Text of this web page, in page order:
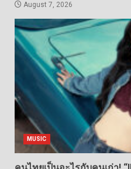
August 7, 2026
MUSIC